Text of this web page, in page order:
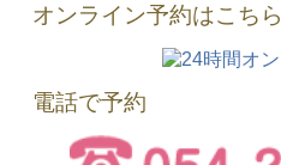
オンライン予約はこちら
電話で予約